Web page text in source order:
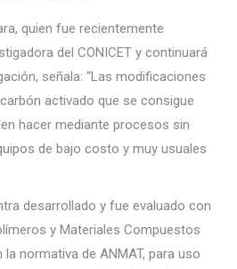
quien fue recientemente
del CONICET y continuará
señala: “Las modificaciones
activado que se consigue
hacer mediante procesos sin
de bajo costo y muy usuales
desarrollado y fue evaluado con
y Materiales Compuestos
normativa de ANMAT, para uso